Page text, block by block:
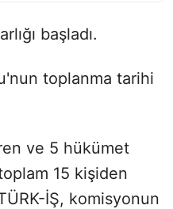
başladı.
toplanma tarihi
ve 5 hükümet
15 kişiden
İŞ, komisyonun